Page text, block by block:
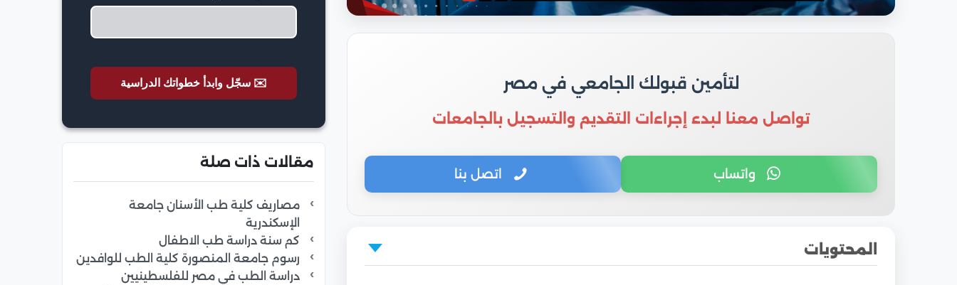
لتأمين قبولك الجامعي في مصر
تواصل معنا لبدء إجراءات التقديم والتسجيل بالجامعات
واتساب اتصل بنا
المحتويات
✉️ سجّل وابدأ خطواتك الدراسية
مقالات ذات صلة
مصاريف كلية طب الأسنان جامعة
الإسكندرية
كم سنة دراسة طب الاطفال
رسوم جامعة المنصورة كلية الطب للوافدين
دراسة الطب في مصر للفلسطينيين